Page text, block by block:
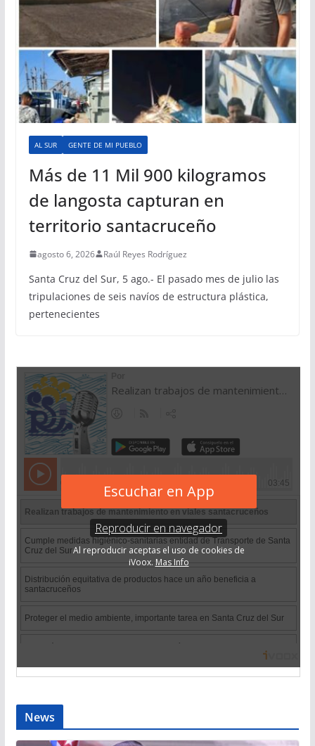
AL SUR GENTE DE MI PUEBLO
Más de 11 Mil 900 kilogramos
de langosta capturan en
territorio santacruceño
agosto 6, 2026 Raúl Reyes Rodríguez
Santa Cruz del Sur, 5 ago.- El pasado mes de julio las
tripulaciones de seis navíos de estructura plástica,
pertenecientes
News